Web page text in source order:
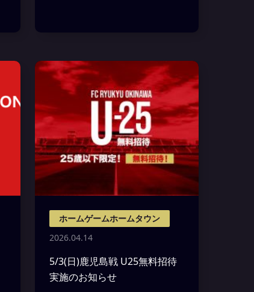
ホームゲームホームタウン
2026.04.14
5/3(日)鹿児島戦 U25無料招待
実施のお知らせ